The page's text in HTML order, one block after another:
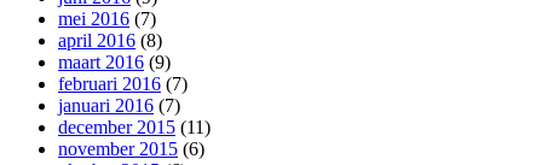
mei 2016 (7)
april 2016 (8)
maart 2016 (9)
februari 2016 (7)
januari 2016 (7)
december 2015 (11)
november 2015 (6)